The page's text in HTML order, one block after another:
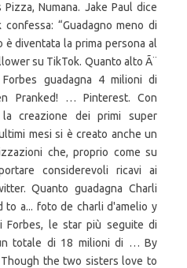
Numana. Jake Paul dice
“Guadagno meno di
è diventata la prima persona al
su TikTok. Quanto alto Ã¨
guadagna 4 milioni di
Pranked! … Pinterest. Con
creazione dei primi super
mesi si è creato anche un
che, proprio come su
considerevoli ricavi ai
Quanto guadagna Charli
to a... foto de charli d'amelio y
Forbes, le star più seguite di
totale di 18 milioni di … By
the two sisters love to